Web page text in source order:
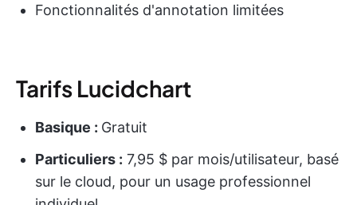
Fonctionnalités d'annotation limitées
Tarifs Lucidchart
Basique : Gratuit
Particuliers : 7,95 $ par mois/utilisateur, basé
sur le cloud, pour un usage professionnel